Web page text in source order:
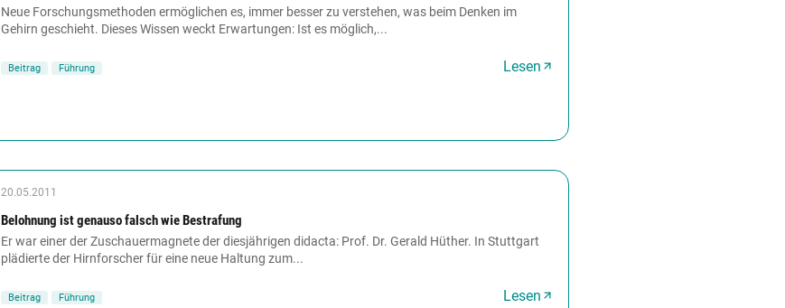
Neue Forschungsmethoden ermöglichen es, immer besser zu verstehen, was beim Denken im
Gehirn geschieht. Dieses Wissen weckt Erwartungen: Ist es möglich,...
Beitrag Führung Lesen
20.05.2011
Belohnung ist genauso falsch wie Bestrafung
Er war einer der Zuschauermagnete der diesjährigen didacta: Prof. Dr. Gerald Hüther. In Stuttgart
plädierte der Hirnforscher für eine neue Haltung zum...
Beitrag Führung Lesen